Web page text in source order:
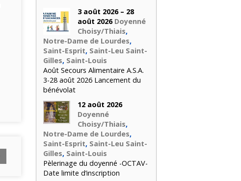
3 août 2026 – 28
août 2026 Doyenné
Choisy/Thiais,
Notre-Dame de Lourdes,
Saint-Esprit, Saint-Leu Saint-
Gilles, Saint-Louis
Août Secours Alimentaire A.S.A.
3-28 août 2026 Lancement du
bénévolat
12 août 2026
Doyenné
Choisy/Thiais,
Notre-Dame de Lourdes,
Saint-Esprit, Saint-Leu Saint-
Gilles, Saint-Louis
Pèlerinage du doyenné -OCTAV-
Date limite d’inscription